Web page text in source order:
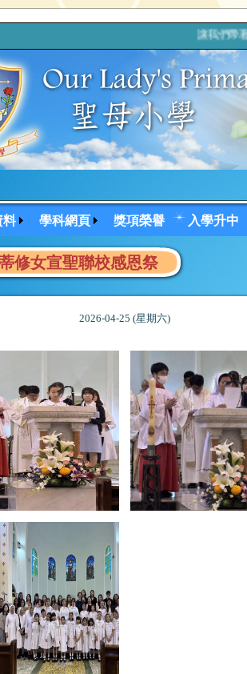
讓我們帶
料 學科網頁 獎項榮譽 入學升中
修女宣聖聯校感恩祭
2026-04-25 (星期六)